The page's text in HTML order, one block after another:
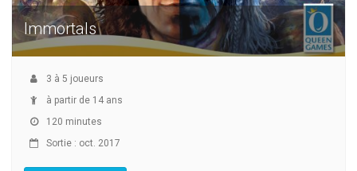
Immortals
3 à 5 joueurs
à partir de 14 ans
120 minutes
Sortie : oct. 2017